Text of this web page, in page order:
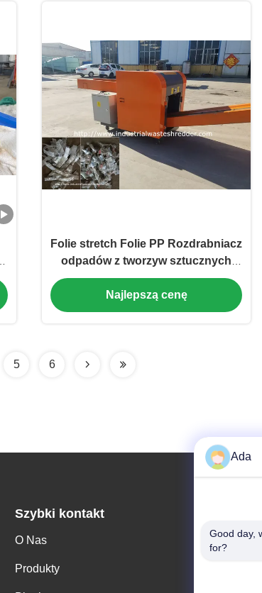
Folie stretch Folie PP Rozdrabniacz
odpadów z tworzyw sztucznych
Owijarka do folii do przemysłu
Najlepszą cenę
5 6
Szybki kontakt
O Nas
Produkty
Adres
Ada
Good day,
for?